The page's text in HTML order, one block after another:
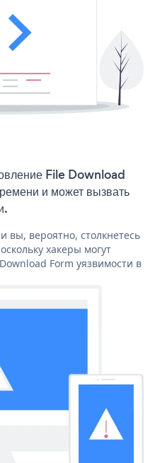
File Download
и может вызвать
вероятно, столкнетесь
хакеры могут
Form уязвимости в